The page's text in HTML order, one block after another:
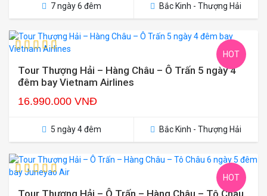
7 ngày 6 đêm Bắc Kinh - Thượng Hải
HOT
Tour Thượng Hải – Hàng Châu – Ô Trấn 5 ngày 4
đêm bay Vietnam Airlines
16.990.000 VNĐ
5 ngày 4 đêm Bắc Kinh - Thượng Hải
HOT
Tour Thượng Hải – Ô Trấn – Hàng Châu – Tô Châu